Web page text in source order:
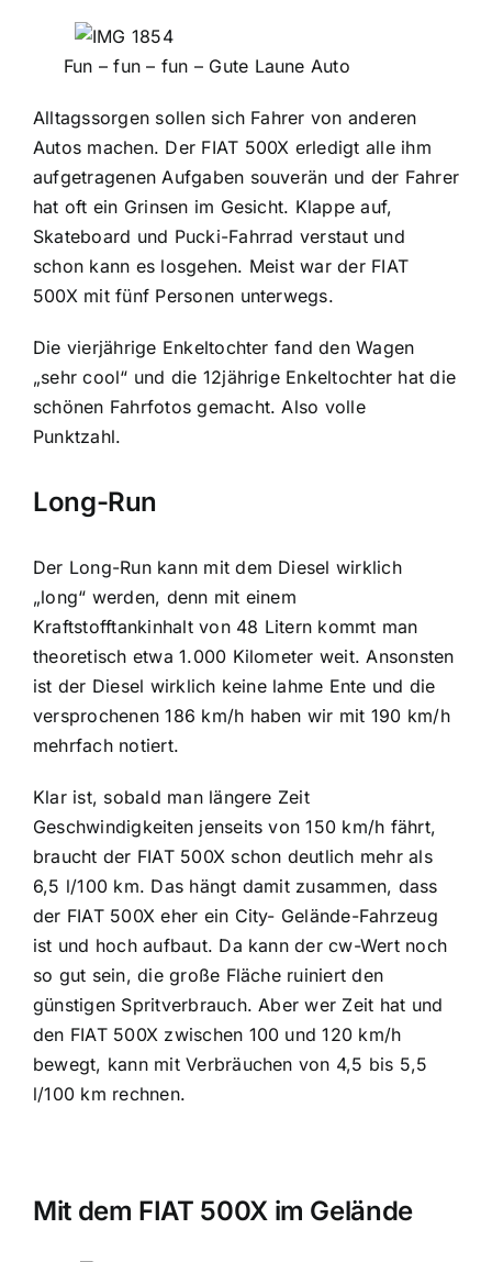
Fun – fun – fun – Gute Laune Auto
Alltagssorgen sollen sich Fahrer von anderen
Autos machen. Der FIAT 500X erledigt alle ihm
aufgetragenen Aufgaben souverän und der Fahrer
hat oft ein Grinsen im Gesicht. Klappe auf,
Skateboard und Pucki-Fahrrad verstaut und
schon kann es losgehen. Meist war der FIAT
500X mit fünf Personen unterwegs.
Die vierjährige Enkeltochter fand den Wagen
„sehr cool“ und die 12jährige Enkeltochter hat die
schönen Fahrfotos gemacht. Also volle
Punktzahl.
Long-Run
Der Long-Run kann mit dem Diesel wirklich
„long“ werden, denn mit einem
Kraftstofftankinhalt von 48 Litern kommt man
theoretisch etwa 1.000 Kilometer weit. Ansonsten
ist der Diesel wirklich keine lahme Ente und die
versprochenen 186 km/h haben wir mit 190 km/h
mehrfach notiert.
Klar ist, sobald man längere Zeit
Geschwindigkeiten jenseits von 150 km/h fährt,
braucht der FIAT 500X schon deutlich mehr als
6,5 l/100 km. Das hängt damit zusammen, dass
der FIAT 500X eher ein City- Gelände-Fahrzeug
ist und hoch aufbaut. Da kann der cw-Wert noch
so gut sein, die große Fläche ruiniert den
günstigen Spritverbrauch. Aber wer Zeit hat und
den FIAT 500X zwischen 100 und 120 km/h
bewegt, kann mit Verbräuchen von 4,5 bis 5,5
l/100 km rechnen.
Mit dem FIAT 500X im Gelände